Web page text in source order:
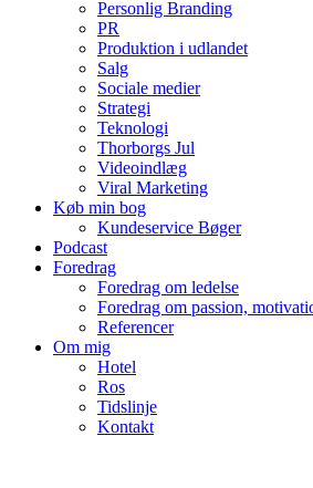
Personlig Branding
PR
Produktion i udlandet
Salg
Sociale medier
Strategi
Teknologi
Thorborgs Jul
Videoindlæg
Viral Marketing
Køb min bog
Kundeservice Bøger
Podcast
Foredrag
Foredrag om ledelse
Foredrag om passion,
Referencer
Om mig
Hotel
Ros
Tidslinje
Kontakt